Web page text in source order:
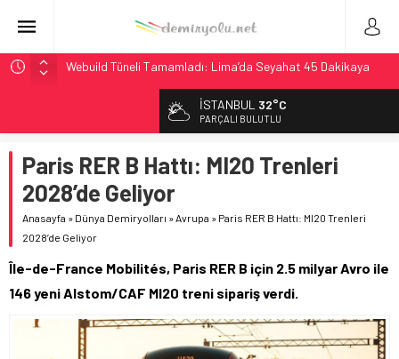
Webuild Tüneli Tamamladı: Lima’da Seyahat 45 Dakikaya
Alstom ve Siemens’ten São Paulo’da Çifte Sinyal Hamlesi
Siemens ve Stadler’dan Berlin S-Bahn’a 350 Trenlik Dev
Sözleşme
Japonya Maglev Onayı: Bütçe 11 Trilyon Yen, Hedef 2036
İtalya’dan Yeni Otomotiv Demiryolu: 4.800 Ton CO2
Tasarrufu
İSTANBUL 32°C
PARÇALI BULUTLU
Paris RER B Hattı: MI20 Trenleri
2028’de Geliyor
Anasayfa » Dünya Demiryolları »Avrupa » Paris RER B Hattı: MI20 Trenleri
2028’de Geliyor
Île-de-France Mobilités, Paris RER B için 2.5 milyar Avro ile
146 yeni Alstom/CAF MI20 treni sipariş verdi.